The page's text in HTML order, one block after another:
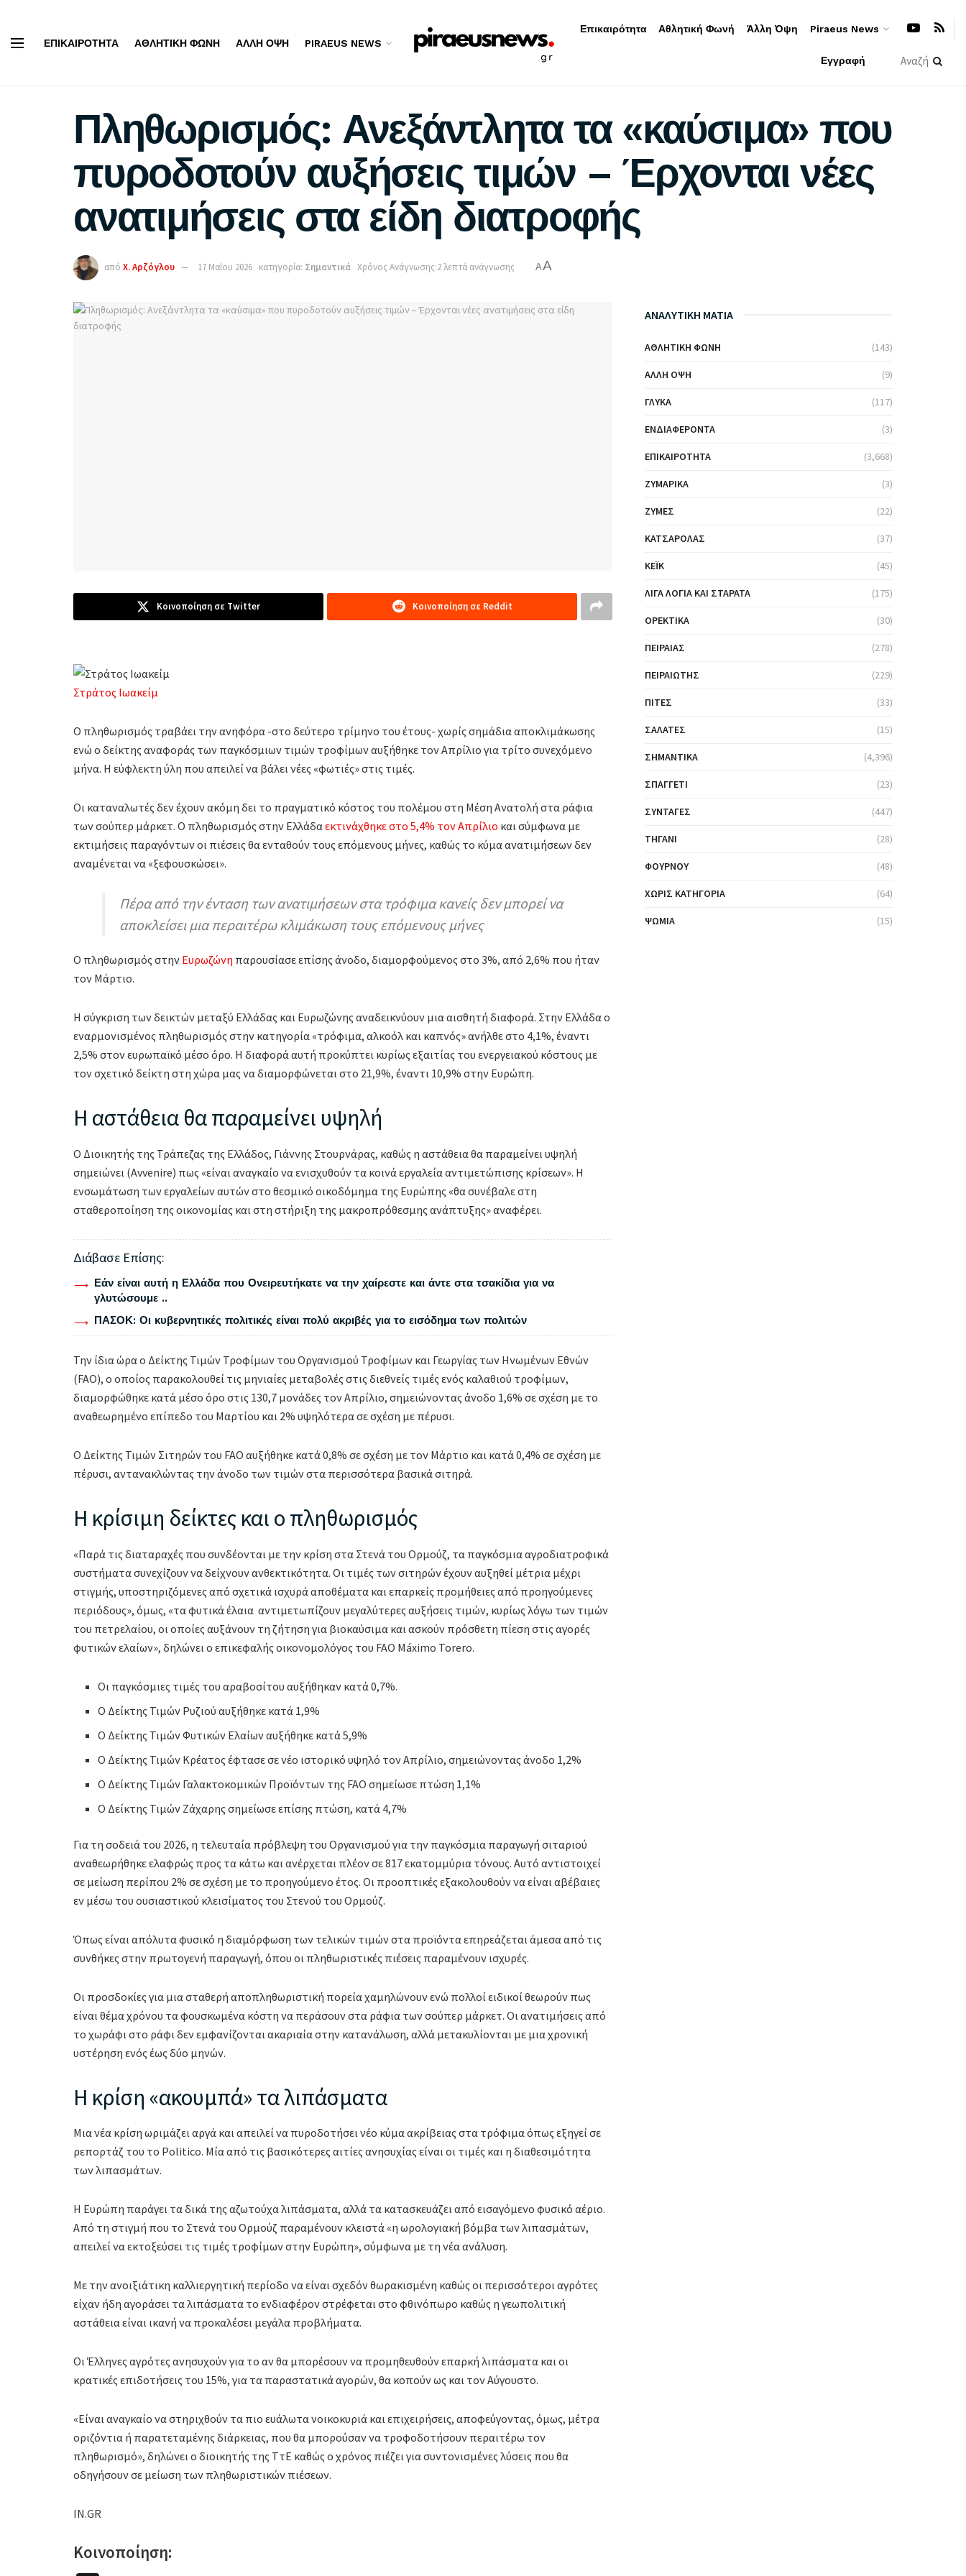
ΕΠΙΚΑΙΡΌΤΗΤΑ ΑΘΛΗΤΙΚΉ ΦΩΝΉ ΆΛΛΗ ΌΨΗ PIRAEUS NEWS
Επικαιρότητα Αθλητική Φωνή Άλλη Όψη Piraeus News
Εγγραφή
Πληθωρισμός: Ανεξάντλητα τα «καύσιμα» που
πυροδοτούν αυξήσεις τιμών – Έρχονται νέες
ανατιμήσεις στα είδη διατροφής
από Χ. Αρζόγλου 17 Μαΐου 2026 κατηγορία: Σημαντικά Χρόνος Ανάγνωσης:2 λεπτά ανάγνωσης AA
Κοινοποίηση σε Twitter Κοινοποίηση σε Reddit
Στράτος Ιωακείμ
Ο πληθωρισμός τραβάει την ανηφόρα -στο δεύτερο τρίμηνο του έτους- χωρίς σημάδια αποκλιμάκωσης
ενώ ο δείκτης αναφοράς των παγκόσμιων τιμών τροφίμων αυξήθηκε τον Απρίλιο για τρίτο συνεχόμενο
μήνα. Η εύφλεκτη ύλη που απειλεί να βάλει νέες «φωτιές» στις τιμές.
Οι καταναλωτές δεν έχουν ακόμη δει το πραγματικό κόστος του πολέμου στη Μέση Ανατολή στα ράφια
των σούπερ μάρκετ. Ο πληθωρισμός στην Ελλάδαεκτινάχθηκε στο 5,4% τον Απρίλιο και σύμφωνα με
εκτιμήσεις παραγόντων οι πιέσεις θα ενταθούν τους επόμενους μήνες, καθώς το κύμα ανατιμήσεων δεν
αναμένεται να «ξεφουσκώσει».
Πέρα από την ένταση των ανατιμήσεων στα τρόφιμα κανείς δεν μπορεί να
αποκλείσει μια περαιτέρω κλιμάκωση τους επόμενους μήνες
Ο πληθωρισμός στην Ευρωζώνη παρουσίασε επίσης άνοδο, διαμορφούμενος στο 3%, από 2,6% που ήταν
τον Μάρτιο.
Η σύγκριση των δεικτών μεταξύ Ελλάδας και Ευρωζώνης αναδεικνύουν μια αισθητή διαφορά. Στην Ελλάδα ο
εναρμονισμένος πληθωρισμός στην κατηγορία «τρόφιμα, αλκοόλ και καπνός» ανήλθε στο 4,1%, έναντι
2,5% στον ευρωπαϊκό μέσο όρο. Η διαφορά αυτή προκύπτει κυρίως εξαιτίας του ενεργειακού κόστους με
τον σχετικό δείκτη στη χώρα μας να διαμορφώνεται στο 21,9%, έναντι 10,9% στην Ευρώπη.
H αστάθεια θα παραμείνει υψηλή
O Διοικητής της Τράπεζας της Ελλάδος, Γιάννης Στουρνάρας, καθώς η αστάθεια θα παραμείνει υψηλή
σημειώνει (Avvenire) πως «είναι αναγκαίο να ενισχυθούν τα κοινά εργαλεία αντιμετώπισης κρίσεων». Η
ενσωμάτωση των εργαλείων αυτών στο θεσμικό οικοδόμημα της Ευρώπης «θα συνέβαλε στη
σταθεροποίηση της οικονομίας και στη στήριξη της μακροπρόθεσμης ανάπτυξης» αναφέρει.
Διάβασε Επίσης:
Εάν είναι αυτή η Ελλάδα που Ονειρευτήκατε να την χαίρεστε και άντε στα τσακίδια για να
γλυτώσουμε ..
ΠΑΣΟΚ: Οι κυβερνητικές πολιτικές είναι πολύ ακριβές για το εισόδημα των πολιτών
Την ίδια ώρα ο Δείκτης Τιμών Τροφίμων του Οργανισμού Τροφίμων και Γεωργίας των Ηνωμένων Εθνών
(FAO), ο οποίος παρακολουθεί τις μηνιαίες μεταβολές στις διεθνείς τιμές ενός καλαθιού τροφίμων,
διαμορφώθηκε κατά μέσο όρο στις 130,7 μονάδες τον Απρίλιο, σημειώνοντας άνοδο 1,6% σε σχέση με το
αναθεωρημένο επίπεδο του Μαρτίου και 2% υψηλότερα σε σχέση με πέρυσι.
Ο Δείκτης Τιμών Σιτηρών του FAO αυξήθηκε κατά 0,8% σε σχέση με τον Μάρτιο και κατά 0,4% σε σχέση με
πέρυσι, αντανακλώντας την άνοδο των τιμών στα περισσότερα βασικά σιτηρά.
Η κρίσιμη δείκτες και ο πληθωρισμός
«Παρά τις διαταραχές που συνδέονται με την κρίση στα Στενά του Ορμούζ, τα παγκόσμια αγροδιατροφικά
συστήματα συνεχίζουν να δείχνουν ανθεκτικότητα. Οι τιμές των σιτηρών έχουν αυξηθεί μέτρια μέχρι
στιγμής, υποστηριζόμενες από σχετικά ισχυρά αποθέματα και επαρκείς προμήθειες από προηγούμενες
περιόδους», όμως, «τα φυτικά έλαια αντιμετωπίζουν μεγαλύτερες αυξήσεις τιμών, κυρίως λόγω των τιμών
του πετρελαίου, οι οποίες αυξάνουν τη ζήτηση για βιοκαύσιμα και ασκούν πρόσθετη πίεση στις αγορές
φυτικών ελαίων», δηλώνει ο επικεφαλής οικονομολόγος του FAO Máximo Torero.
Οι παγκόσμιες τιμές του αραβοσίτου αυξήθηκαν κατά 0,7%.
Ο Δείκτης Τιμών Ρυζιού αυξήθηκε κατά 1,9%
Ο Δείκτης Τιμών Φυτικών Ελαίων αυξήθηκε κατά 5,9%
Ο Δείκτης Τιμών Κρέατος έφτασε σε νέο ιστορικό υψηλό τον Απρίλιο, σημειώνοντας άνοδο 1,2%
Ο Δείκτης Τιμών Γαλακτοκομικών Προϊόντων της FAO σημείωσε πτώση 1,1%
Ο Δείκτης Τιμών Ζάχαρης σημείωσε επίσης πτώση, κατά 4,7%
Για τη σοδειά του 2026, η τελευταία πρόβλεψη του Οργανισμού για την παγκόσμια παραγωγή σιταριού
αναθεωρήθηκε ελαφρώς προς τα κάτω και ανέρχεται πλέον σε 817 εκατομμύρια τόνους. Αυτό αντιστοιχεί
σε μείωση περίπου 2% σε σχέση με το προηγούμενο έτος. Οι προοπτικές εξακολουθούν να είναι αβέβαιες
εν μέσω του ουσιαστικού κλεισίματος του Στενού του Ορμούζ.
Όπως είναι απόλυτα φυσικό η διαμόρφωση των τελικών τιμών στα προϊόντα επηρεάζεται άμεσα από τις
συνθήκες στην πρωτογενή παραγωγή, όπου οι πληθωριστικές πιέσεις παραμένουν ισχυρές.
Οι προσδοκίες για μια σταθερή αποπληθωριστική πορεία χαμηλώνουν ενώ πολλοί ειδικοί θεωρούν πως
είναι θέμα χρόνου τα φουσκωμένα κόστη να περάσουν στα ράφια των σούπερ μάρκετ. Οι ανατιμήσεις από
το χωράφι στο ράφι δεν εμφανίζονται ακαριαία στην κατανάλωση, αλλά μετακυλίονται με μια χρονική
υστέρηση ενός έως δύο μηνών.
Η κρίση «ακουμπά» τα λιπάσματα
Μια νέα κρίση ωριμάζει αργά και απειλεί να πυροδοτήσει νέο κύμα ακρίβειας στα τρόφιμα όπως εξηγεί σε
ρεπορτάζ του το Politico. Μία από τις βασικότερες αιτίες ανησυχίας είναι οι τιμές και η διαθεσιμότητα
των λιπασμάτων.
Η Ευρώπη παράγει τα δικά της αζωτούχα λιπάσματα, αλλά τα κατασκευάζει από εισαγόμενο φυσικό αέριο.
Από τη στιγμή που το Στενά του Ορμούζ παραμένουν κλειστά «η ωρολογιακή βόμβα των λιπασμάτων,
απειλεί να εκτοξεύσει τις τιμές τροφίμων στην Ευρώπη», σύμφωνα με τη νέα ανάλυση.
Με την ανοιξιάτικη καλλιεργητική περίοδο να είναι σχεδόν θωρακισμένη καθώς οι περισσότεροι αγρότες
είχαν ήδη αγοράσει τα λιπάσματα το ενδιαφέρον στρέφεται στο φθινόπωρο καθώς η γεωπολιτική
αστάθεια είναι ικανή να προκαλέσει μεγάλα προβλήματα.
Οι Έλληνες αγρότες ανησυχούν για το αν θα μπορέσουν να προμηθευθούν επαρκή λιπάσματα και οι
κρατικές επιδοτήσεις του 15%, για τα παραστατικά αγορών, θα κοπούν ως και τον Αύγουστο.
«Είναι αναγκαίο να στηριχθούν τα πιο ευάλωτα νοικοκυριά και επιχειρήσεις, αποφεύγοντας, όμως, μέτρα
οριζόντια ή παρατεταμένης διάρκειας, που θα μπορούσαν να τροφοδοτήσουν περαιτέρω τον
πληθωρισμό», δηλώνει ο διοικητής της ΤτΕ καθώς ο χρόνος πιέζει για συντονισμένες λύσεις που θα
οδηγήσουν σε μείωση των πληθωριστικών πιέσεων.
IN.GR
Κοινοποίηση:
ΑΝΑΛΥΤΙΚΗ ΜΑΤΙΑ
ΑΘΛΗΤΙΚΉ ΦΩΝΉ (143)
ΆΛΛΗ ΌΨΗ (9)
ΓΛΥΚΆ (117)
ΕΝΔΙΑΦΈΡΟΝΤΑ (3)
ΕΠΙΚΑΙΡΌΤΗΤΑ (3,668)
ΖΥΜΑΡΙΚΆ (3)
ΖΎΜΕΣ (22)
ΚΑΤΣΑΡΌΛΑΣ (37)
ΚΈΙΚ (45)
ΛΊΓΑ ΛΌΓΙΑ ΚΑΙ ΣΤΑΡΆΤΑ (175)
ΟΡΕΚΤΙΚΆ (30)
ΠΕΙΡΑΙΆΣ (278)
ΠΕΙΡΑΙΏΤΗΣ (229)
ΠΊΤΕΣ (33)
ΣΑΛΆΤΕΣ (15)
ΣΗΜΑΝΤΙΚΆ (4,396)
ΣΠΑΓΓΈΤΙ (23)
ΣΥΝΤΑΓΈΣ (447)
ΤΗΓΆΝΙ (28)
ΦΟΎΡΝΟΥ (48)
ΧΩΡΊΣ ΚΑΤΗΓΟΡΊΑ (64)
ΨΩΜΙΆ (15)